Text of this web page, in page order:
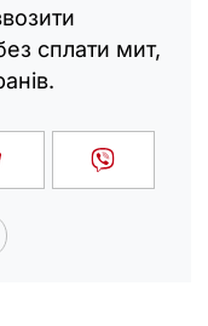
сплати мит,